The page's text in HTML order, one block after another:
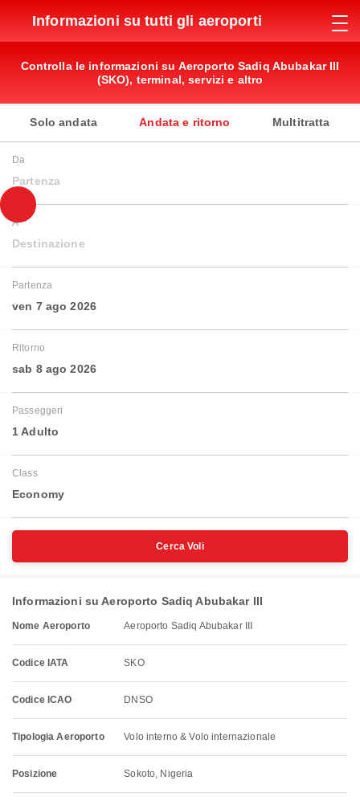
Informazioni su tutti gli aeroporti
Controlla le informazioni su Aeroporto Sadiq Abubakar III
(SKO), terminal, servizi e altro
Solo andata Andata e ritorno Multitratta
Da
Partenza
A
Destinazione
Partenza
ven 7 ago 2026
Ritorno
sab 8 ago 2026
Passeggeri
1 Adulto
Class
Economy
Cerca Voli
Informazioni su Aeroporto Sadiq Abubakar III
Nome Aeroporto Aeroporto Sadiq Abubakar III
Codice IATA SKO
Codice ICAO DNSO
Tipologia Aeroporto Volo interno & Volo internazionale
Posizione Sokoto, Nigeria